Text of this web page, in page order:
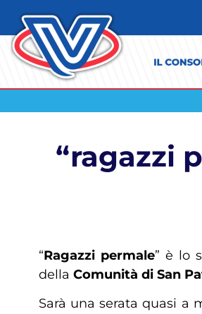
“ragazzi
“Ragazzi permale” è lo
della Comunità di San
Sarà una serata quasi a